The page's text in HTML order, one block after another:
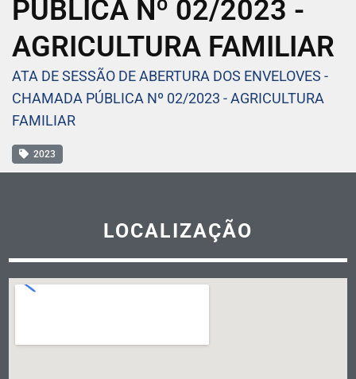
PÚBLICA Nº 02/2023 -
AGRICULTURA FAMILIAR
ATA DE SESSÃO DE ABERTURA DOS ENVELOVES -
CHAMADA PÚBLICA Nº 02/2023 - AGRICULTURA
FAMILIAR
2023
LOCALIZAÇÃO